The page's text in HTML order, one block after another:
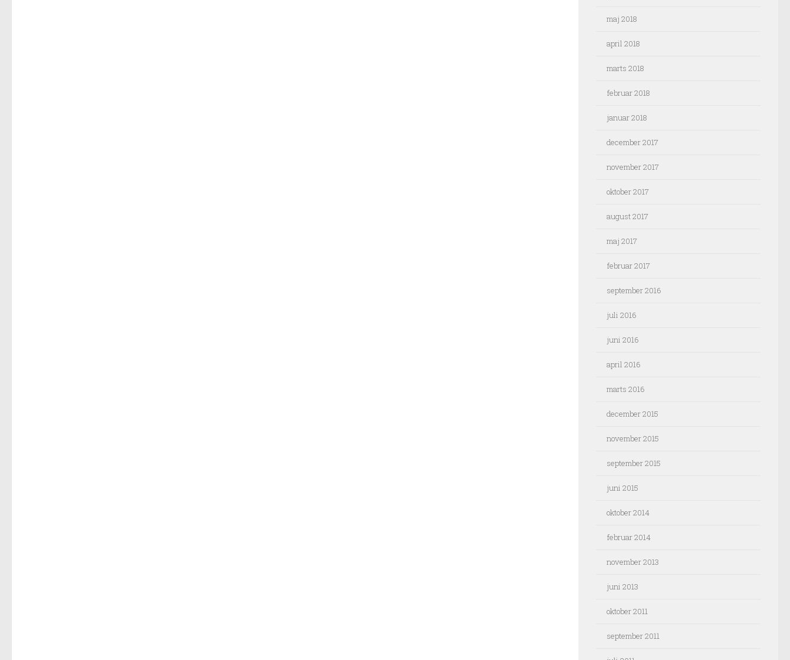
maj 2018
april 2018
marts 2018
februar 2018
januar 2018
december 2017
november 2017
oktober 2017
august 2017
maj 2017
februar 2017
september 2016
juli 2016
juni 2016
april 2016
marts 2016
december 2015
november 2015
september 2015
juni 2015
oktober 2014
februar 2014
november 2013
juni 2013
oktober 2011
september 2011